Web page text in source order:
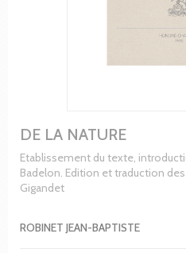
DE LA NATURE
Etablissement du texte,
Badelon. Edition et traduction
Gigandet
ROBINET JEAN-BAPTISTE